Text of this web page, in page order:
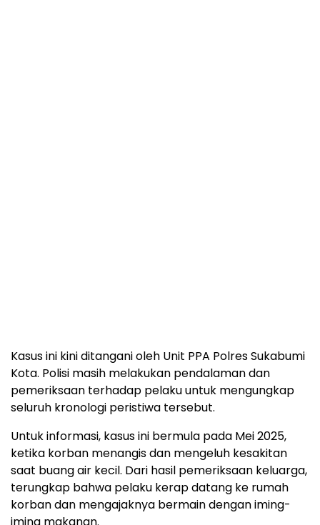
Kasus ini kini ditangani oleh Unit PPA Polres Sukabumi
Kota. Polisi masih melakukan pendalaman dan
pemeriksaan terhadap pelaku untuk mengungkap
seluruh kronologi peristiwa tersebut.
Untuk informasi, kasus ini bermula pada Mei 2025,
ketika korban menangis dan mengeluh kesakitan
saat buang air kecil. Dari hasil pemeriksaan keluarga,
terungkap bahwa pelaku kerap datang ke rumah
korban dan mengajaknya bermain dengan iming-